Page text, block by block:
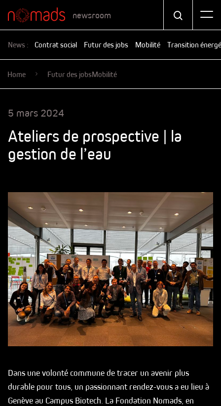
newsroom
News : Contrat social Futur des jobs Mobilité Transition
Home Futur des jobsMobilité
5 mars 2024
Ateliers de prospective | la
gestion de l’eau
Dans une volonté commune de tracer un avenir plus
durable pour tous, un passionnant rendez-vous a eu lieu à
Genève au Campus Biotech. La Fondation Nomads, en